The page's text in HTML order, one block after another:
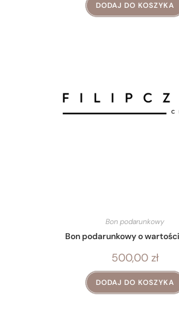
DODAJ DO KOSZYKA
Bon podarunkowy
Bon podarunkowy o
500,00 zł
DODAJ DO KOSZYKA